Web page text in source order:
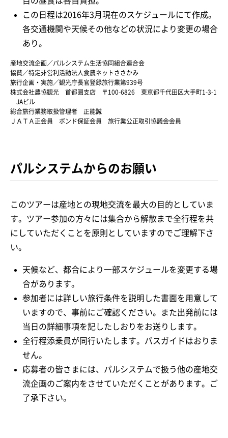
この日程は2016年3月現在のスケジュールにて作成。
各交通機関や天候その他などの状況により変更の場合
あり。
産地交流企画／パルシステム生活協同組合連合会
協賛／特定非営利活動法人食農ネットささかみ
旅行企画・実施／観光庁長官登録旅行業第939号
株式会社農協観光 首都圏支店 〒100-6826 東京都千代田区大手町1-3-1
JAビル
総合旅行業務取扱管理者 正能誠
ＪＡＴＡ正会員 ボンド保証会員 旅行業公正取引協議会会員
パルシステムからのお願い
このツアーは産地との現地交流を最大の目的としていま
す。ツアー参加の方々には集合から解散まで全行程を共
にしていただくことを原則としていますのでご理解下さ
い。
天候など、都合により一部スケジュールを変更する場
合があります。
参加者には詳しい旅行条件を説明した書面を用意して
いますので、事前にご確認ください。また出発前には
当日の詳細事項を記したしおりをお送りします。
全行程添乗員が同行いたします。バスガイドはおりま
せん。
応募者の皆さまには、パルシステムで扱う他の産地交
流企画のご案内をさせていただくことがあります。ご
了承下さい。